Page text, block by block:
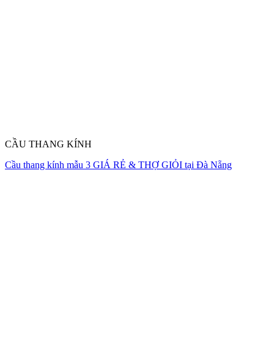
CẦU THANG KÍNH
Cầu thang kính mẫu 3 GIÁ RẺ & THỢ GIỎI tại Đà Nẵng